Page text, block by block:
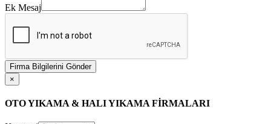
Ek Mesaj
Firma Bilgilerini Gönder
×
OTO YIKAMA & HALI YIKAMA FİRMALARI